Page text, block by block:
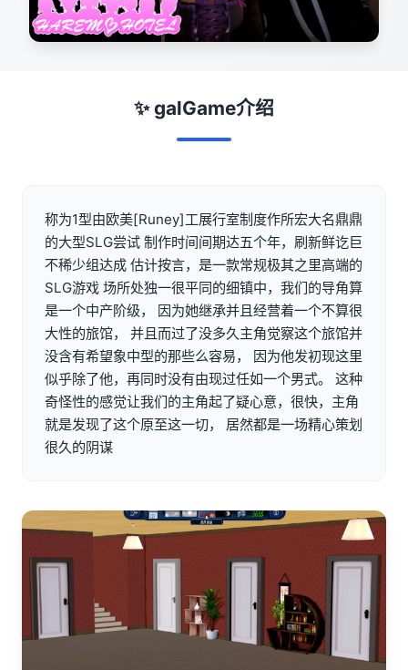
✨ galGame介绍
称为1型由欧美[Runey]工展行室制度作所宏大名鼎鼎
的大型SLG尝试 制作时间间期达五个年，刷新鲜讫巨
不稀少组达成 估计按言，是一款常规极其之里高端的
SLG游戏 场所处独一很平同的细镇中，我们的导角算
是一个中产阶级， 因为她继承并且经营着一个不算很
大性的旅馆， 并且而过了没多久主角觉察这个旅馆并
没含有希望象中型的那些么容易， 因为他发初现这里
似乎除了他，再同时没有由现过任如一个男式。 这种
奇怪性的感觉让我们的主角起了疑心意，很快，主角
就是发现了这个原至这一切， 居然都是一场精心策划
很久的阴谋